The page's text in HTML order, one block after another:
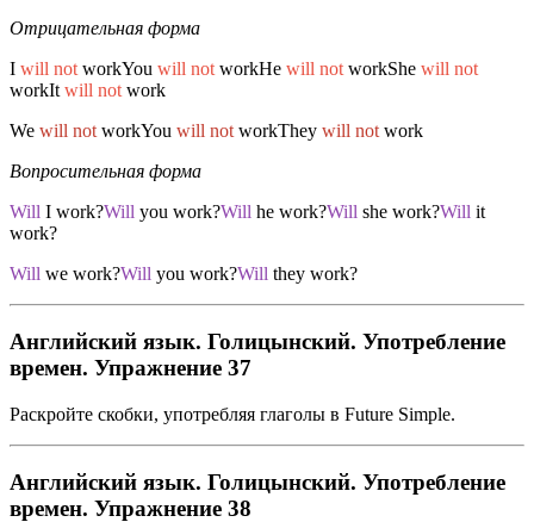
Отрицательная форма
I will notworkYou will notworkHe will notworkShe will not
workItwill notwork
We will notworkYou will notworkThey will notwork
Вопросительная форма
Will I work?Will you work?Will he work?Will she work?Will it
work?
Will we work?Will you work?Will they work?
Английский язык. Голицынский. Употребление
времен. Упражнение 37
Раскройте скобки, употребляя глаголы в Future Simple.
Английский язык. Голицынский. Употребление
времен. Упражнение 38